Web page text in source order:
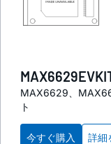
MAX6629、
ト
今すぐ購入 詳細